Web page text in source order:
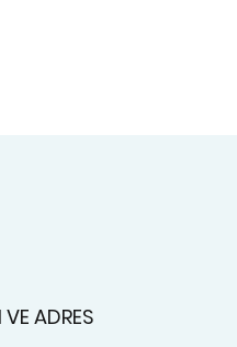
VE ADRES